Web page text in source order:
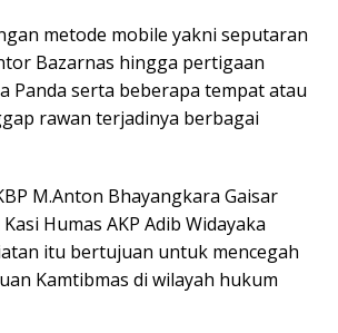
metode mobile yakni seputaran
Bazarnas hingga pertigaan
Panda serta beberapa tempat atau
rawan terjadinya berbagai
M.Anton Bhayangkara Gaisar
Humas AKP Adib Widayaka
itu bertujuan untuk mencegah
Kamtibmas di wilayah hukum